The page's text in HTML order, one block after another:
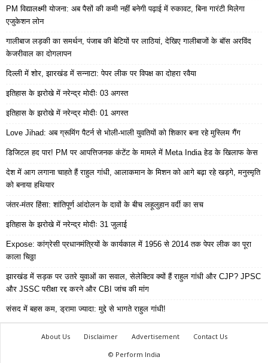
PM विद्यालक्ष्मी योजना: अब पैसों की कमी नहीं बनेगी पढ़ाई में रुकावट, बिना गारंटी मिलेगा
एजुकेशन लोन
गालीबाज लड़की का समर्थन, पंजाब की बेटियों पर लाठियां, देखिए गालीबाजों के बॉस अरविंद
केजरीवाल का दोगलापन
दिल्ली में शोर, झारखंड में सन्नाटा: पेपर लीक पर विपक्ष का दोहरा रवैया
इतिहास के झरोखे में नरेन्द्र मोदीः 03 अगस्त
इतिहास के झरोखे में नरेन्द्र मोदीः 01 अगस्त
Love Jihad: अब ग्रूमिंग पैटर्न से भोली-भाली युवतियों को शिकार बना रहे मुस्लिम गैंग
डिजिटल हद पार! PM पर आपत्तिजनक कंटेंट के मामले में Meta India हेड के खिलाफ केस
देश में आग लगाना चाहते हैं राहुल गांधी, आलाकमान के मिशन को आगे बढ़ा रहे खड़गे, मनुस्मृति
को बनाया हथियार
जंतर-मंतर हिंसा: शांतिपूर्ण आंदोलन के दावों के बीच लहूलुहान वर्दी का सच
इतिहास के झरोखे में नरेन्द्र मोदीः 31 जुलाई
Expose: कांग्रेसी प्रधानमंत्रियों के कार्यकाल में 1956 से 2014 तक पेपर लीक का पूरा
काला चिठ्ठा
झारखंड में सड़क पर उतरे युवाओं का सवाल, सेलेक्टिव क्यों हैं राहुल गांधी और CJP? JPSC
और JSSC परीक्षा रद्द करने और CBI जांच की मांग
संसद में बहस कम, ड्रामा ज्यादा: मुद्दे से भागते राहुल गांधी!
About Us Disclaimer Advertisement
Contact Us
© Perform India